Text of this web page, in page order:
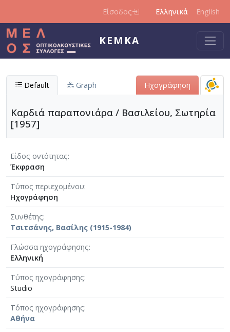
Είσοδος Ελληνικά English
ΚΕΜΚΑ
Default Graph Ηχογράφηση
Καρδιά παραπονιάρα / Βασιλείου, Σωτηρία
[1957]
Είδος οντότητας
Έκφραση
Τύπος περιεχομένου
Ηχογράφηση
Συνθέτης
Τσιτσάνης, Βασίλης (1915-1984)
Γλώσσα ηχογράφησης
Ελληνική
Τύπος ηχογράφησης
Studio
Τόπος ηχογράφησης
Αθήνα